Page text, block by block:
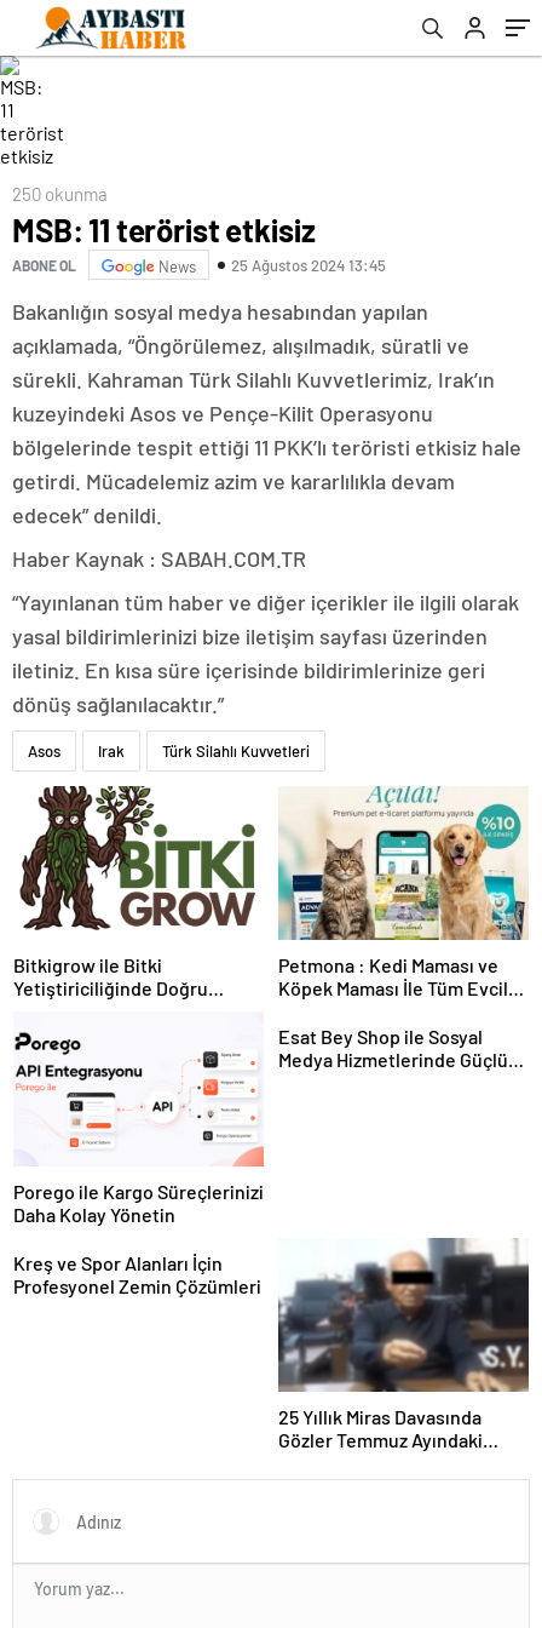
250 okunma
MSB: 11 terörist etkisiz
ABONE OL News 25 Ağustos 2024 13:45
Bakanlığın sosyal medya hesabından yapılan
açıklamada, “Öngörülemez, alışılmadık, süratli ve
sürekli. Kahraman Türk Silahlı Kuvvetlerimiz, Irak’ın
kuzeyindeki Asos ve Pençe-Kilit Operasyonu
bölgelerinde tespit ettiği 11 PKK’lı teröristi etkisiz hale
getirdi. Mücadelemiz azim ve kararlılıkla devam
edecek” denildi.
Haber Kaynak : SABAH.COM.TR
“Yayınlanan tüm haber ve diğer içerikler ile ilgili olarak
yasal bildirimlerinizi bize iletişim sayfası üzerinden
iletiniz. En kısa süre içerisinde bildirimlerinize geri
dönüş sağlanılacaktır.”
Asos Irak Türk Silahlı Kuvvetleri
Bitkigrow ile Bitki
Yetiştiriciliğinde Doğru
Petmona : Kedi Maması ve
Köpek Maması İle Tüm Evcil
Porego ile Kargo Süreçlerinizi
Daha Kolay Yönetin
Esat Bey Shop ile Sosyal
Medya Hizmetlerinde Güçlü
Kreş ve Spor Alanları İçin
Profesyonel Zemin Çözümleri
25 Yıllık Miras Davasında
Gözler Temmuz Ayındaki